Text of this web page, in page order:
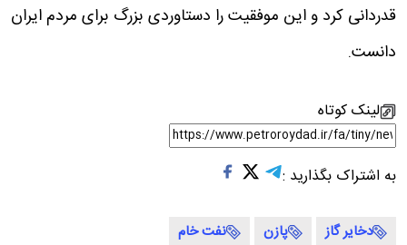
قدردانی کرد و این موفقیت را دستاوردی بزرگ برای مردم ایران
دانست.
لینک کوتاه
به اشتراک بگذارید :
دخایر گاز پازن نفت خام